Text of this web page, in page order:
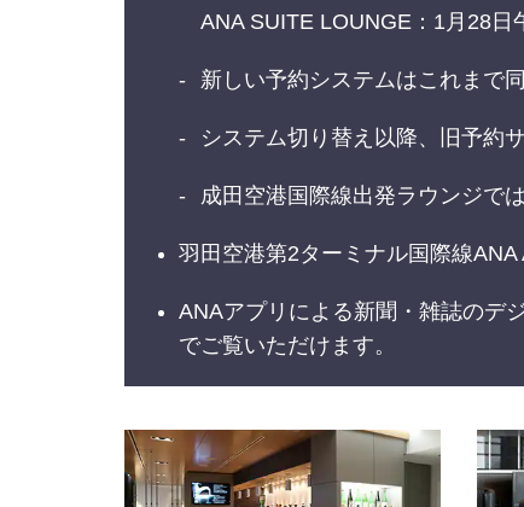
ANA SUITE LOUNGE：1月28日
新しい予約システムはこれまで
システム切り替え以降、旧予約
成田空港国際線出発ラウンジで
羽田空港第2ターミナル国際線ANA
ANAアプリによる新聞・雑誌のデ
でご覧いただけます。